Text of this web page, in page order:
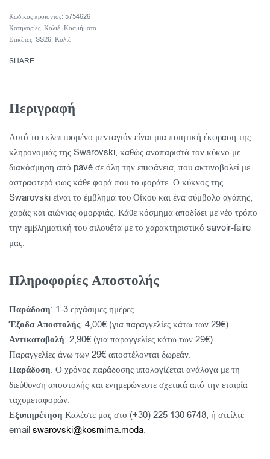
5754626
Κατηγορίες: Κολιέ, Κοσμήματα
Ετικέτες: SS26, Κολιέ
SHARE
Περιγραφή
Αυτό το εκλεπτυσμένο μενταγιόν είναι μια ποιητική έκφραση της
κληρονομιάς της Swarovski, καθώς αναπαριστά τον κύκνο με
διακόσμηση από pavé σε όλη την επιφάνεια, που ακτινοβολεί με
αστραφτερό φως κάθε φορά που το φοράτε. Ο κύκνος της
Swarovski είναι το έμβλημα του Οίκου και ένα σύμβολο αγάπης,
χαράς και αιώνιας ομορφιάς. Κάθε κόσμημα αποδίδει με νέο τρόπο
την εμβληματική του σιλουέτα με το χαρακτηριστικό savoir-faire
μας.
Πληροφορίες Αποστολής
Παράδοση: 1-3 εργάσιμες ημέρες
Έξοδα Αποστολής: 4,00€ (για παραγγελίες κάτω των 29€)
Αντικαταβολή: 2,90€ (για παραγγελίες κάτω των 29€)
Παραγγελίες άνω των 29€ αποστέλονται δωρεάν.
Παράδοση: Ο χρόνος παράδοσης υπολογίζεται ανάλογα με τη
διεύθυνση αποστολής και ενημερώνεστε σχετικά από την εταιρία
ταχυμεταφορών.
Εξυπηρέτηση Καλέστε μας στο (+30) 225 130 6748, ή στείλτε
email swarovski@kosmima.moda.